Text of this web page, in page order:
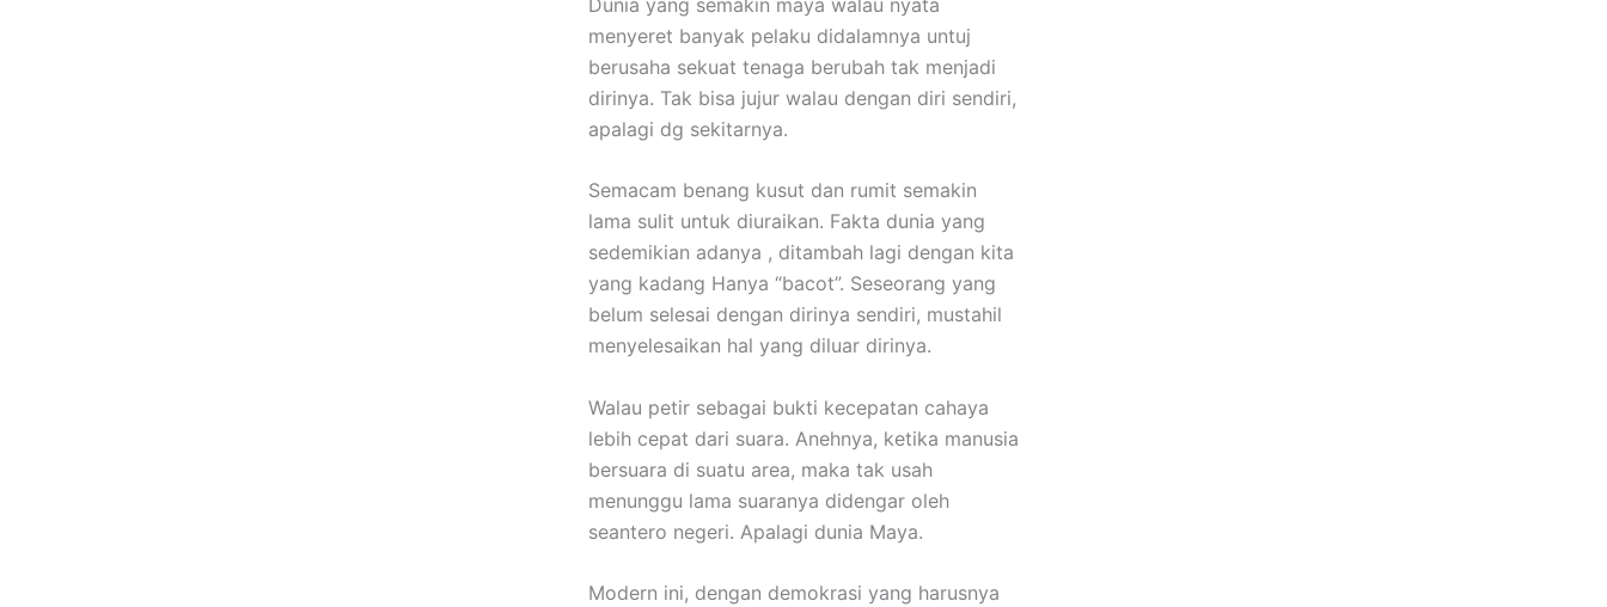
menyeret banyak pelaku didalamnya untuj
berusaha sekuat tenaga berubah tak menjadi
dirinya. Tak bisa jujur walau dengan diri sendiri,
apalagi dg sekitarnya.
Semacam benang kusut dan rumit semakin
lama sulit untuk diuraikan. Fakta dunia yang
sedemikian adanya , ditambah lagi dengan kita
yang kadang Hanya “bacot”. Seseorang yang
belum selesai dengan dirinya sendiri, mustahil
menyelesaikan hal yang diluar dirinya.
Walau petir sebagai bukti kecepatan cahaya
lebih cepat dari suara. Anehnya, ketika manusia
bersuara di suatu area, maka tak usah
menunggu lama suaranya didengar oleh
seantero negeri. Apalagi dunia Maya.
Modern ini, dengan demokrasi yang harusnya